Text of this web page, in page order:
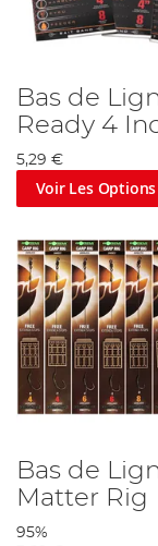
Bas de
Ready 4
5,29 €
Voir Les Options
Bas de
Matter Rig
95%